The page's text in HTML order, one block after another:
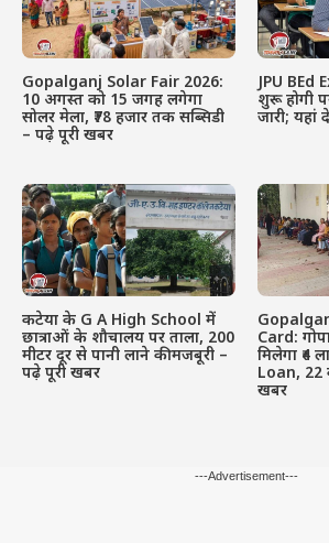
Gopalganj Solar Fair 2026:
10 अगस्त को 15 जगह लगेगा
सोलर मेला, ₹78 हजार तक सब्सिडी
– पढ़े पूरी खबर
JPU BEd
शुरू होगी
जारी;
कटेया के G A High School में
छात्राओं के शौचालय पर ताला, 200
मीटर दूर से पानी लाने की मजबूरी –
पढ़े पूरी खबर
Card:
मिलेगा ₹4
Loan, 22
खबर
---Advertisement---